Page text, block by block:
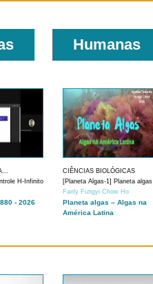
Humanas
H-Infinito
- 2026
CIÊNCIAS BIOLÓGICAS
[Planeta Algas-1] Planeta algas
Fanly Fungyi Chow Ho
Planeta algas – Algas na
América Latina